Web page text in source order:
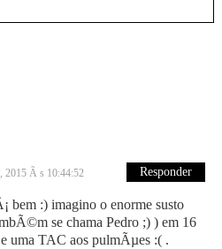
2015 Ã s 10:44:52 Responder
bem :) imagino o enorme susto
se chama Pedro ;) ) em 16
uma TAC aos pulmÃµes :( .